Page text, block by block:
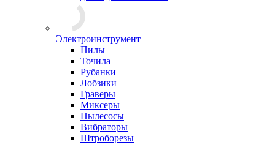
Электроинструмент
Пилы
Точила
Рубанки
Лобзики
Граверы
Миксеры
Пылесосы
Вибраторы
Штроборезы